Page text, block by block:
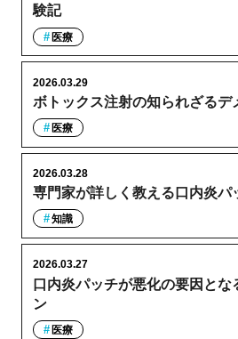
験記
医療
ボトックス注射の知られざるデ
2026.03.29
医療
専門家が詳しく教える口内炎パ
2026.03.28
知識
口内炎パッチが悪化の要因とな
ン
2026.03.27
医療